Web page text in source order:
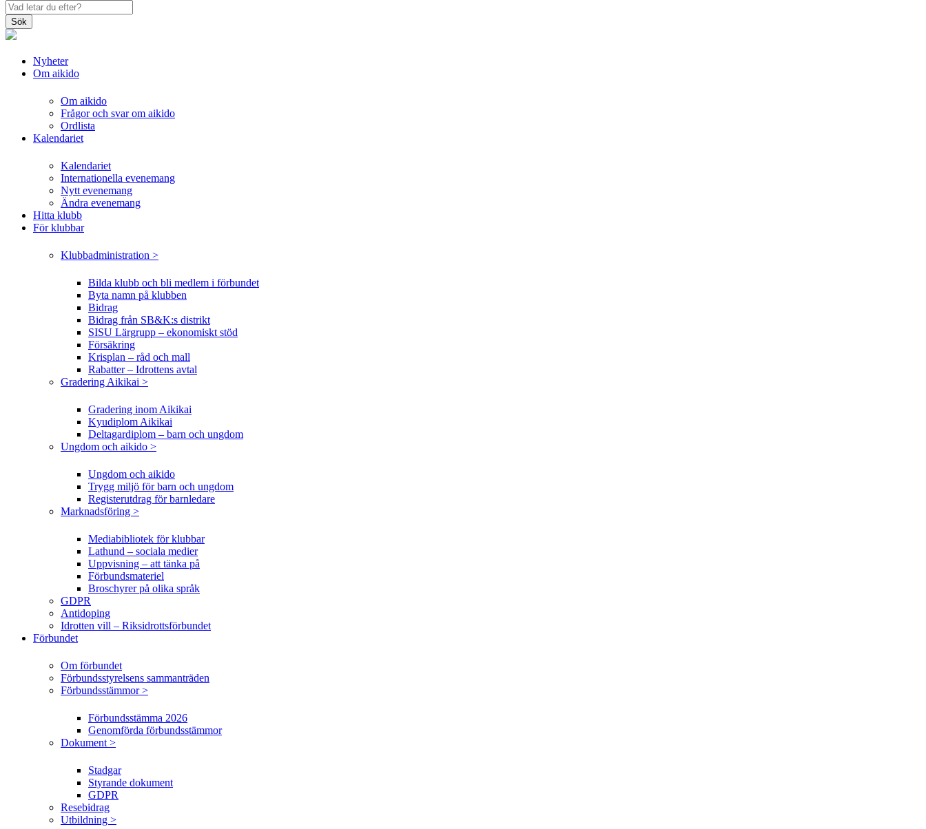
Sök
Nyheter
Om aikido
Om aikido
Frågor och svar om aikido
Ordlista
Kalendariet
Kalendariet
Internationella evenemang
Nytt evenemang
Ändra evenemang
Hitta klubb
För klubbar
Klubbadministration >
Bilda klubb och bli medlem i förbundet
Byta namn på klubben
Bidrag
Bidrag från SB&K:s distrikt
SISU Lärgrupp – ekonomiskt stöd
Försäkring
Krisplan – råd och mall
Rabatter – Idrottens avtal
Gradering Aikikai >
Gradering inom Aikikai
Kyudiplom Aikikai
Deltagardiplom – barn och ungdom
Ungdom och aikido >
Ungdom och aikido
Trygg miljö för barn och ungdom
Registerutdrag för barnledare
Marknadsföring >
Mediabibliotek för klubbar
Lathund – sociala medier
Uppvisning – att tänka på
Förbundsmateriel
Broschyrer på olika språk
GDPR
Antidoping
Idrotten vill – Riksidrottsförbundet
Förbundet
Om förbundet
Förbundsstyrelsens sammanträden
Förbundsstämmor >
Förbundsstämma 2026
Genomförda förbundsstämmor
Dokument >
Stadgar
Styrande dokument
GDPR
Resebidrag
Utbildning >